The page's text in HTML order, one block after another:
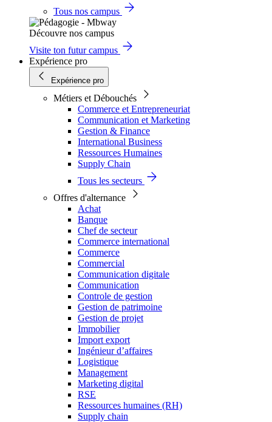
Tous nos campus
Découvre nos campus
Visite ton futur campus
Expérience pro
Expérience pro
Métiers et Débouchés
Commerce et Entrepreneuriat
Communication et Marketing
Gestion & Finance
International Business
Ressources Humaines
Supply Chain
Tous les secteurs
Offres d'alternance
Achat
Banque
Chef de secteur
Commerce international
Commerce
Commercial
Communication digitale
Communication
Controle de gestion
Gestion de patrimoine
Gestion de projet
Immobilier
Import export
Ingénieur d’affaires
Logistique
Management
Marketing digital
RSE
Ressources humaines (RH)
Supply chain